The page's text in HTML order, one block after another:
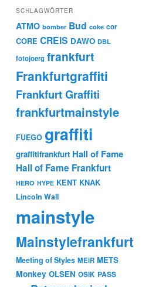
SCHLAGWÖRTER
ATMO bomber Bud coke cor
CORE CREIS DAWO DBL
fotojoerg frankfurt
Frankfurtgraffiti
Frankfurt Graffiti
frankfurtmainstyle
FUEGO graffiti
graffitifrankfurt Hall of Fame
Hall of Fame Frankfurt
HERO HYPE KENT KNAK
Lincoln Wall
mainstyle
Mainstylefrankfurt
Meeting of Styles MEIR METS
Monkey OLSEN OSIK PASS